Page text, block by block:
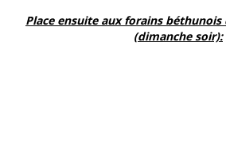
Place ensuite aux forains béthunois
(dimanche soir):